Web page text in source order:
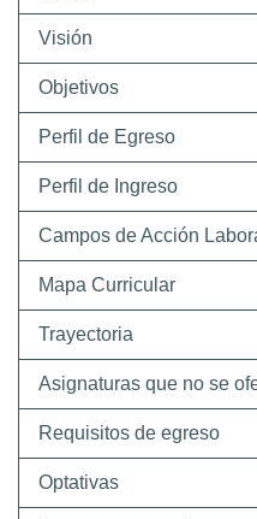
Visión
Objetivos
Perfil de Egreso
Perfil de Ingreso
Campos de Acción
Mapa Curricular
Trayectoria
Asignaturas que no se
Requisitos de egreso
Optativas